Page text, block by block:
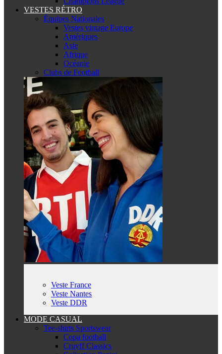
VESTES RÉTRO
Équipes Nationales
Vestes vintage Europe
Amériques
Asie
Afrique
Océanie
Clubs de Football
Veste France
Veste Nantes
Veste DDR
MODE CASUAL
Tee-shirts Sportswear
Copa football
Cruyff Classics